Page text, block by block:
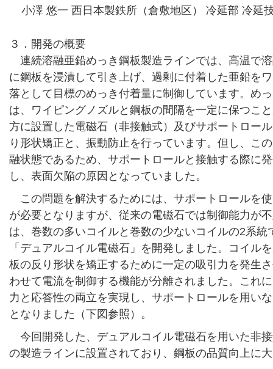
小澤 悠一 西日本製鉄所（倉敷地区） 冷延部 冷延
３．開発の概要
連続溶融亜鉛めっき鋼板製造ラインでは、高温で
に鋼板を浸漬して引き上げ、過剰に付着した亜鉛を
落として目標のめっき付着量に制御しています。め
は、ワイピングノズルと鋼板の間隔を一定に保つこ
方に設置した電磁石（非接触式）及びサポートロー
り形状矯正と、振動防止を行っています。但し、こ
融状態であるため、サポートロールと接触する際に
し、表面欠陥の原因となっていました。
この問題を解決するためには、サポートロールを
が必要となりますが、従来の電磁石では制御能力が
は、巻数の多いコイルと巻数の少ないコイルの2系統
「デュアルコイル電磁石」を開発しました。コイル
板の反り形状を矯正するために一定の吸引力を発生
わせて電流を制御する機能が分離されました。これ
力と応答性の両立を実現し、サポートロールを用い
となりました（下図参照）。
今回開発した、デュアルコイル電磁石を用いた非
の製造ラインに設置されており、鋼板の品質向上に